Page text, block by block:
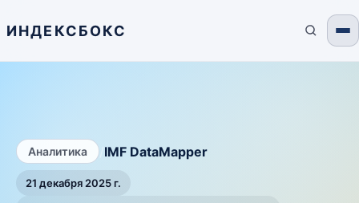
ИНДЕКСБОКС
Аналитика IMF DataMapper
21 декабря 2025 г.